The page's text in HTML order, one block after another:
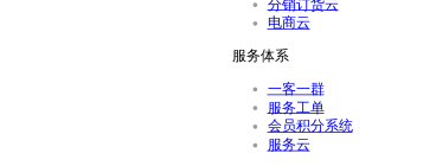
分销订货云
电商云
服务体系
一客一群
服务工单
会员积分系统
服务云